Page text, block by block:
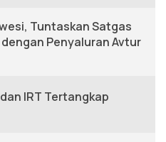
Tuntaskan Satgas
Penyaluran Avtur
IRT Tertangkap